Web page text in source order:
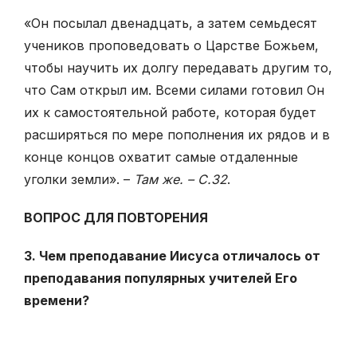
«Он посылал двенадцать, а затем семьдесят
учеников проповедовать о Царстве Божьем,
чтобы научить их долгу передавать другим то,
что Сам от­крыл им. Всеми силами готовил Он
их к самостоятельной работе, которая будет
расширяться по мере пополнения их рядов и в
конце концов охватит самые отдаленные
уголки земли». – Там же. – С.32.
ВОПРОС ДЛЯ ПОВТОРЕНИЯ
3. Чем преподавание Иисуса отличалось от
преподавания популяр­ных учителей Его
времени?